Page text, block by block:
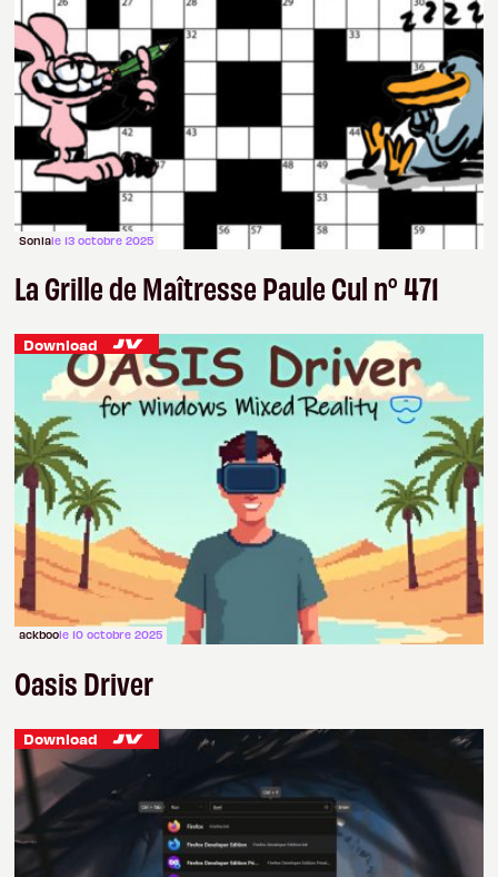
Soniale 13 octobre 2025
La Grille de Maîtresse Paule Cul n° 471
Download
ackboole 10 octobre 2025
Oasis Driver
Download